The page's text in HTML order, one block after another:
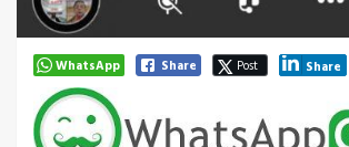
WhatsApp Share Post Share